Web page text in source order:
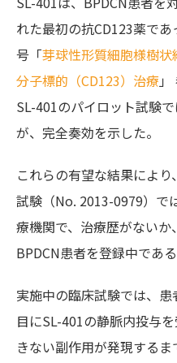
れた最初の抗CD123薬で
号「芽球性形質細胞様樹
分子標的（CD123）治療 」
SL-401のパイロット試験
が、完全奏効を示した。
これらの有望な結果によ
試験（No. 2013-0979）で
療機関で、治療歴がない
BPDCN患者を登録中である
実施中の臨床試験では、
目にSL-401の静脈内投与
きない副作用が発現するま